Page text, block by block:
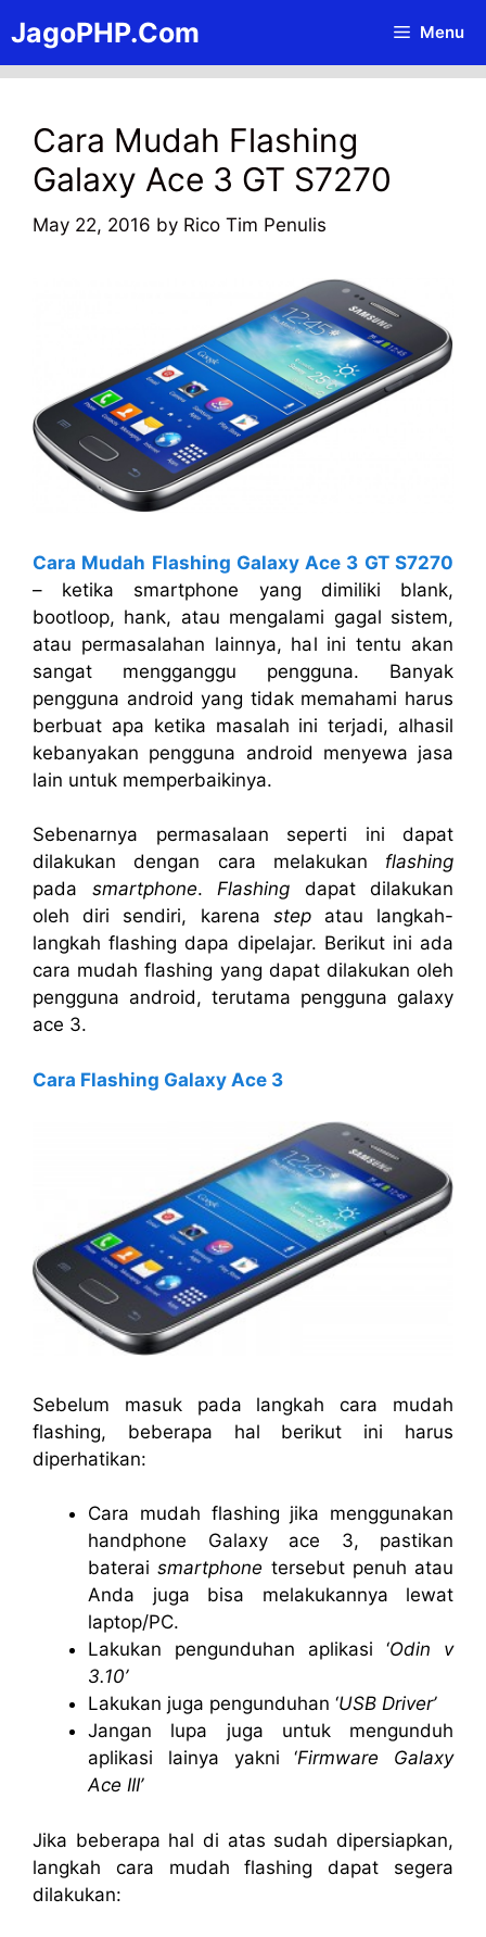
to
content
JagoPHP.Com Menu
Cara Mudah Flashing
Galaxy Ace 3 GT S7270
May 22, 2016 by Rico Tim Penulis
Cara Mudah Flashing Galaxy Ace 3 GT S7270
– ketika smartphone yang dimiliki blank,
bootloop, hank, atau mengalami gagal sistem,
atau permasalahan lainnya, hal ini tentu akan
sangat mengganggu pengguna. Banyak
pengguna android yang tidak memahami harus
berbuat apa ketika masalah ini terjadi, alhasil
kebanyakan pengguna android menyewa jasa
lain untuk memperbaikinya.
Sebenarnya permasalaan seperti ini dapat
dilakukan dengan cara melakukan flashing
pada smartphone. Flashing dapat dilakukan
oleh diri sendiri, karena stepatau langkah-
langkah flashing dapa dipelajar. Berikut ini ada
cara mudah flashing yang dapat dilakukan oleh
pengguna android, terutama pengguna galaxy
ace 3.
Cara Flashing Galaxy Ace 3
Sebelum masuk pada langkah cara mudah
flashing, beberapa hal berikut ini harus
diperhatikan:
Cara mudah flashing jika menggunakan
handphone Galaxy ace 3, pastikan
bateraismartphone tersebut penuh atau
Anda juga bisa melakukannya lewat
laptop/PC.
Lakukan pengunduhan aplikasi ‘Odin v
3.10’
Lakukan juga pengunduhan ‘USB Driver’
Jangan lupa juga untuk mengunduh
aplikasi lainya yakni ‘Firmware Galaxy
Ace III’
Jika beberapa hal di atas sudah dipersiapkan,
langkah cara mudah flashing dapat segera
dilakukan: